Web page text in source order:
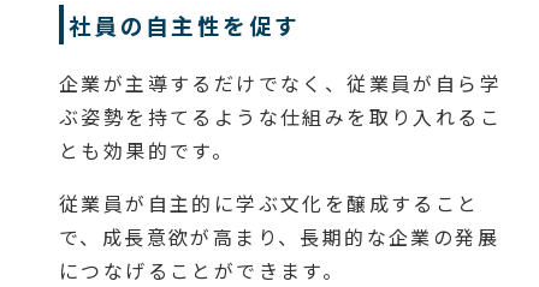
社員の自主性を促す
企業が主導するだけでなく、従業員が自ら学
ぶ姿勢を持てるような仕組みを取り入れるこ
とも効果的です。
従業員が自主的に学ぶ文化を醸成すること
で、成長意欲が高まり、長期的な企業の発展
につなげることができます。